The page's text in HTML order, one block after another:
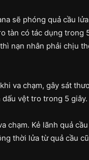
sẽ phóng quả cầu
tàn có tác dụng trong
nạn nhân phải chịu
va chạm, gây sát
vệt tro trong 5 giây.
chạm. Kẻ lãnh quả
thời lửa từ quả cầu